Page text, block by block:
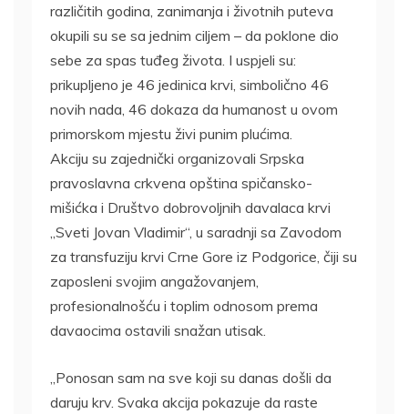
različitih godina, zanimanja i životnih puteva
okupili su se sa jednim ciljem – da poklone dio
sebe za spas tuđeg života. I uspjeli su:
prikupljeno je 46 jedinica krvi, simbolično 46
novih nada, 46 dokaza da humanost u ovom
primorskom mjestu živi punim plućima.
Akciju su zajednički organizovali Srpska
pravoslavna crkvena opština spičansko-
mišićka i Društvo dobrovoljnih davalaca krvi
„Sveti Jovan Vladimir“, u saradnji sa Zavodom
za transfuziju krvi Crne Gore iz Podgorice, čiji su
zaposleni svojim angažovanjem,
profesionalnošću i toplim odnosom prema
davaocima ostavili snažan utisak.
„Ponosan sam na sve koji su danas došli da
daruju krv. Svaka akcija pokazuje da raste